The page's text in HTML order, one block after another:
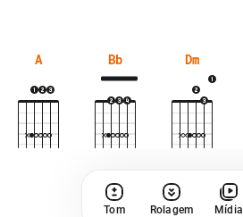
A Bb Dm
Tom Rolagem Mídia